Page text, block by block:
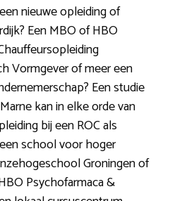
nieuwe opleiding of
Een MBO of HBO
Vormgever of meer een
Een studie
kan in elke orde van
bij een ROC als
school voor hoger
Groningen of
Psychofarmaca &